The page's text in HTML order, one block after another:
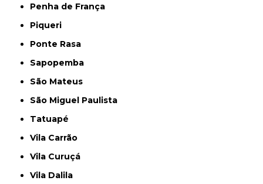
Penha de França
Piqueri
Ponte Rasa
Sapopemba
São Mateus
São Miguel Paulista
Tatuapé
Vila Carrão
Vila Curuçá
Vila Dalila